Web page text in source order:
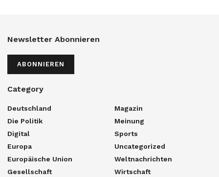
Newsletter Abonnieren
ABONNIEREN
Category
Deutschland
Die Politik
Digital
Europa
Europäische Union
Gesellschaft
Magazin
Meinung
Sports
Uncategorized
Weltnachrichten
Wirtschaft